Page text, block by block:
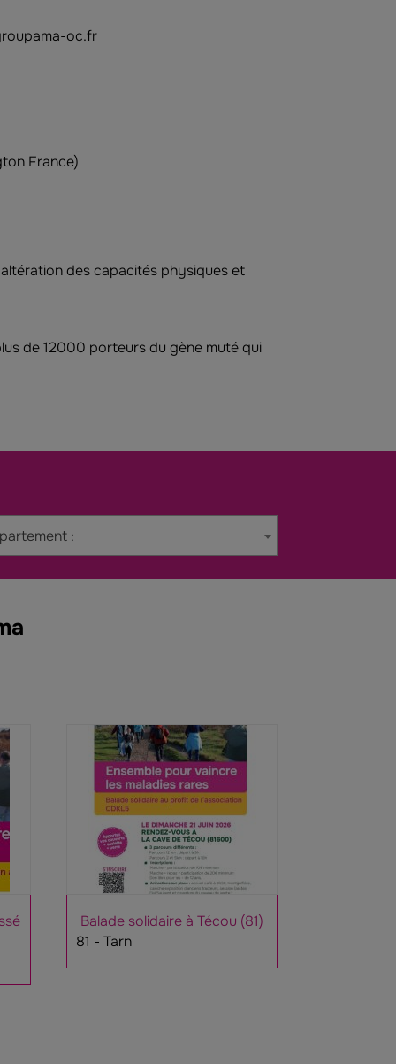
oc.fr
France)
des capacités physiques et
de 12000 porteurs du gène muté qui
:
Balade solidaire à Técou (81)
81 - Tarn